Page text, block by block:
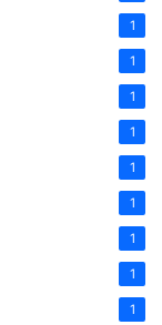
1
1
1
1
1
1
1
1
1